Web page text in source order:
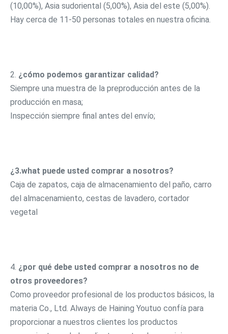
(10,00%), Asia sudoriental (5,00%), Asia del este (5,00%).
Hay cerca de 11-50 personas totales en nuestra oficina.
2. ¿cómo podemos garantizar calidad?
Siempre una muestra de la preproducción antes de la
producción en masa;
Inspección siempre final antes del envío;
¿3.what puede usted comprar a nosotros?
Caja de zapatos, caja de almacenamiento del paño, carro
del almacenamiento, cestas de lavadero, cortador
vegetal
4. ¿por qué debe usted comprar a nosotros no de
otros proveedores?
Como proveedor profesional de los productos básicos, la
materia Co., Ltd. Always de Haining Youtuo confía para
proporcionar a nuestros clientes los productos